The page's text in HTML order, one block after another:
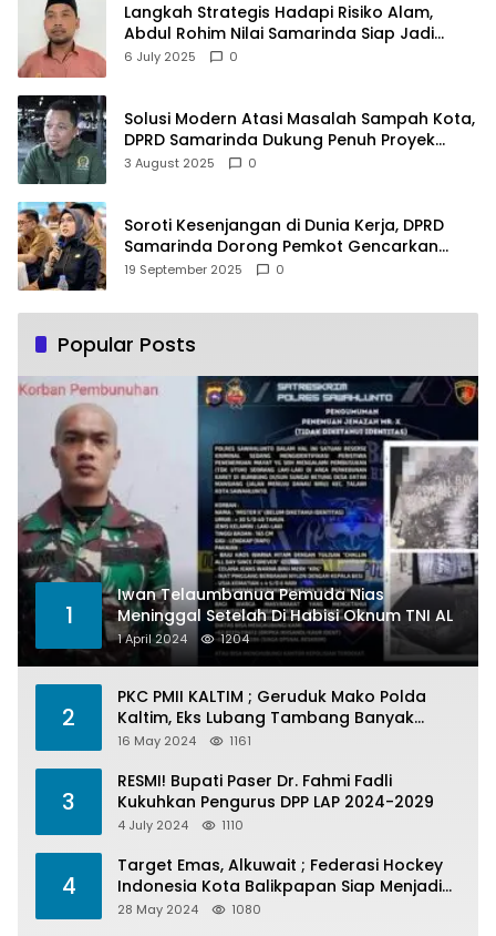
Langkah Strategis Hadapi Risiko Alam,
Abdul Rohim Nilai Samarinda Siap Jadi
Pusat Logistik Bencana Kalimantan
6 July 2025 0
Solusi Modern Atasi Masalah Sampah Kota,
DPRD Samarinda Dukung Penuh Proyek
PLTSA
3 August 2025 0
Soroti Kesenjangan di Dunia Kerja, DPRD
Samarinda Dorong Pemkot Gencarkan
Pemberdayaan Perempuan
19 September 2025 0
Popular Posts
1
Iwan Telaumbanua Pemuda Nias
Meninggal Setelah Di Habisi Oknum TNI AL
1 April 2024 1204
2
PKC PMII KALTIM ; Geruduk Mako Polda
Kaltim, Eks Lubang Tambang Banyak
Menelan Korban
16 May 2024 1161
3
RESMI! Bupati Paser Dr. Fahmi Fadli
Kukuhkan Pengurus DPP LAP 2024-2029
4 July 2024 1110
4
Target Emas, Alkuwait ; Federasi Hockey
Indonesia Kota Balikpapan Siap Menjadi
Barometer Prestasi Di Kaltim
28 May 2024 1080